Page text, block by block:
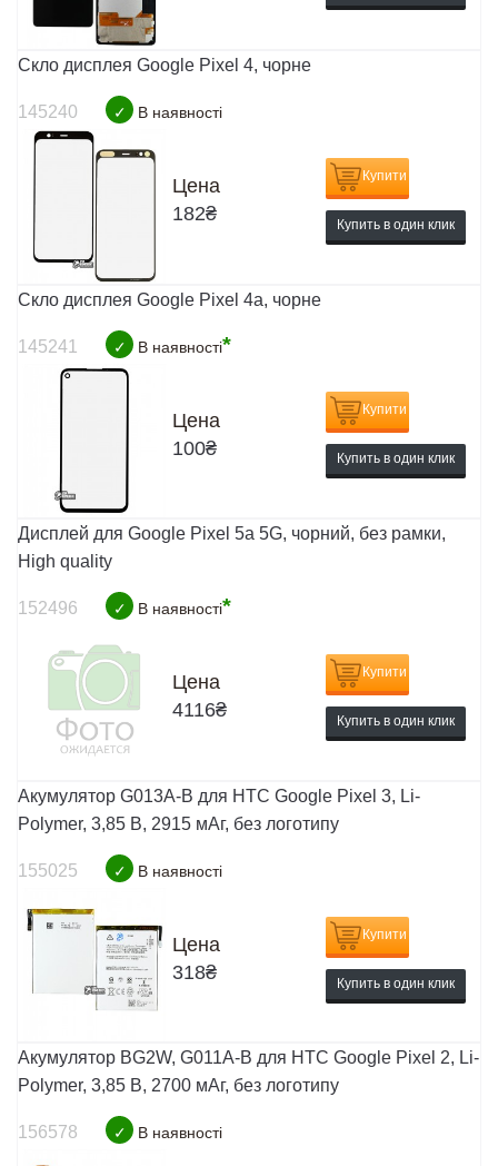
Скло дисплея Google Pixel 4, чорне
145240 ✓ В наявності
Цена
182₴
Купити
Купить в один клик
Скло дисплея Google Pixel 4a, чорне
145241 ✓ В наявності*
Цена
100₴
Купити
Купить в один клик
Дисплей для Google Pixel 5a 5G, чорний, без рамки,
High quality
152496 ✓ В наявності*
Цена
4116₴
Купити
Купить в один клик
Акумулятор G013A-B для HTC Google Pixel 3, Li-
Polymer, 3,85 B, 2915 мАг, без логотипу
155025 ✓ В наявності
Цена
318₴
Купити
Купить в один клик
Акумулятор BG2W, G011A-B для HTC Google Pixel 2, Li-
Polymer, 3,85 B, 2700 мАг, без логотипу
156578 ✓ В наявності